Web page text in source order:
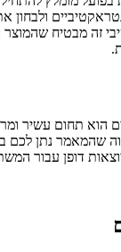
ולבחון
זה מבטיח שהמוצר
הוא תחום עשיר
שהמאמר נתן לכם
יוצאות דופן עבור